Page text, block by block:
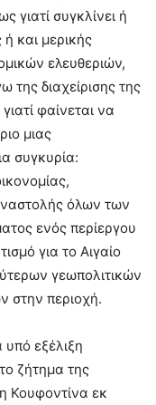
γιατί συγκλίνει ή
ή και μερικής
ελευθεριών,
διαχείρισης της
φαίνεται να
μιας
συγκυρία:
όλων των
ενός περίεργου
για το Αιγαίο
γεωπολιτικών
στην περιοχή.
υπό εξέλιξη
ζήτημα της
Κουφοντίνα εκ